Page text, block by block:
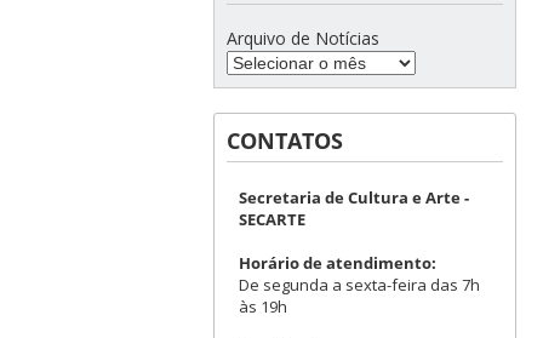
Arquivo de Notícias
CONTATOS
Secretaria de Cultura e Arte -
SECARTE
Horário de atendimento:
De segunda a sexta-feira das 7h
às 19h